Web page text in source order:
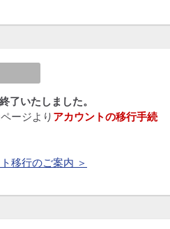
了いたしました。
ージより アカウントの移行手続
移行のご案内 ＞